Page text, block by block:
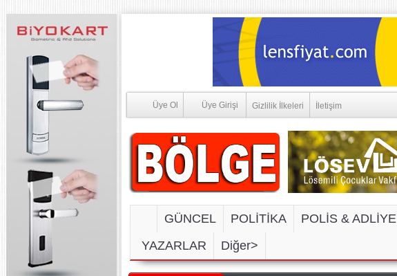
Üye Ol Üye Girişi Gizlilik İlkeleri İletişim
GÜNCEL POLİTİKA POLİS & ADLİYE
YAZARLAR
Diğer>